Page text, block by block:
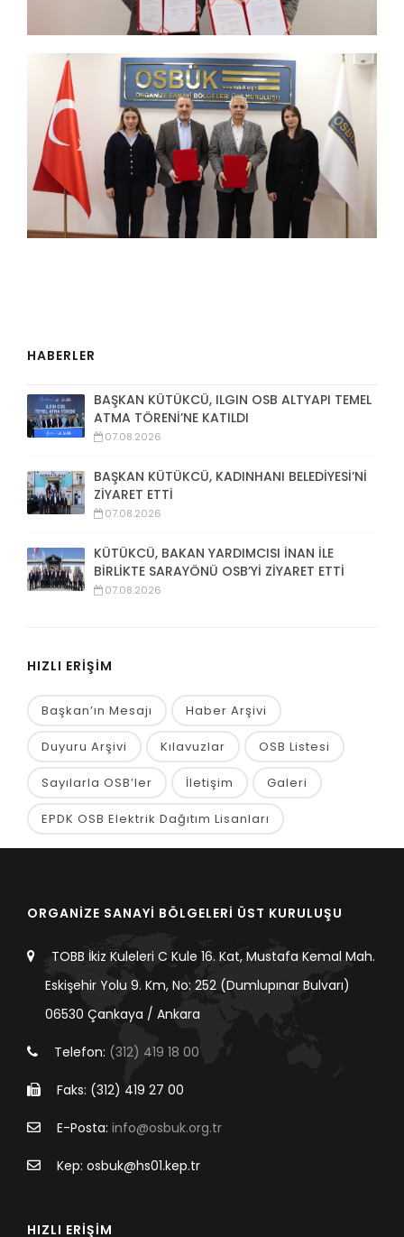
HABERLER
BAŞKAN KÜTÜKCÜ, ILGIN OSB ALTYAPI TEMEL
ATMA TÖRENİ’NE KATILDI
07.08.2026
BAŞKAN KÜTÜKCÜ, KADINHANI BELEDİYESİ’Nİ
ZİYARET ETTİ
07.08.2026
KÜTÜKCÜ, BAKAN YARDIMCISI İNAN İLE
BİRLİKTE SARAYÖNÜ OSB’Yİ ZİYARET ETTİ
07.08.2026
HIZLI ERİŞİM
Başkan’ın Mesajı Haber Arşivi
Duyuru Arşivi Kılavuzlar OSB Listesi
Sayılarla OSB’ler İletişim Galeri
EPDK OSB Elektrik Dağıtım Lisanları
ORGANİZE SANAYİ BÖLGELERİ ÜST KURULUŞU
TOBB İkiz Kuleleri C Kule 16. Kat, Mustafa Kemal Mah.
Eskişehir Yolu 9. Km, No: 252 (Dumlupınar Bulvarı)
06530 Çankaya / Ankara
Telefon: (312) 419 18 00
Faks: (312) 419 27 00
E-Posta: info@osbuk.org.tr
Kep: osbuk@hs01.kep.tr
HIZLI ERİŞİM